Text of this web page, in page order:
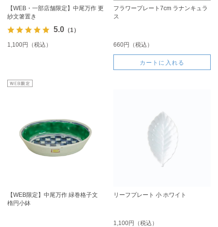
【WEB・一部店舗限定】中尾万作 更
紗文箸置き
5.0（1）
1,100円（税込）
フラワープレート7cm ラナンキュラ
ス
660円（税込）
カートに入れる
【WEB限定】中尾万作 緑巻格子文
楕円小鉢
リーフプレート 小 ホワイト
1,100円（税込）